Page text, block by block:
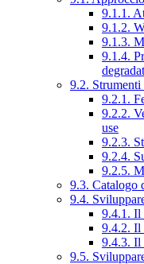
9.1.1.
9.1.2.
9.1.3.
9.1.4.
9.2.
9.2.1.
9.2.2.
use
9.2.3.
9.2.4.
9.2.5.
9.3. Catalogo
9.4.
9.4.1. Il
9.4.2. Il
9.4.3. Il
9.5.